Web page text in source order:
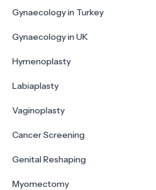
Gynaecology in Turkey
Gynaecology in UK
Hymenoplasty
Labiaplasty
Vaginoplasty
Cancer Screening
Genital Reshaping
Myomectomy